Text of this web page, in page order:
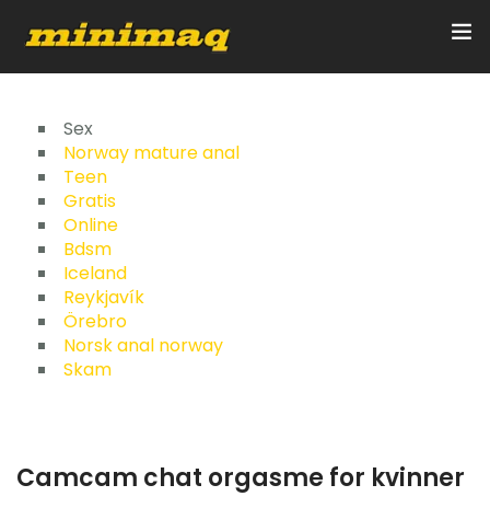
Inicio
Servicios
Implementos
Control Remoto/GPS
Quienes Somos
Sex
Norway mature anal
Teen
Gratis
Online
Bdsm
Iceland
Reykjavík
Örebro
Norsk anal norway
Skam
Camcam chat orgasme for kvinner